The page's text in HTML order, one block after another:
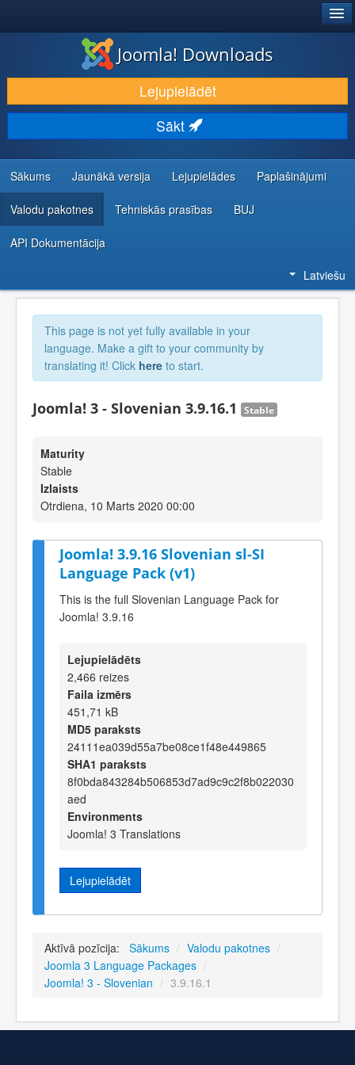
LEJUPIELĀDĒT UN PAPLAŠINĀT
ATKLĀJ UN IEMĀCIES
KOPIENA UN ATBALSTS
IZSTRĀDĀTĀJU RESURSI
Joomla! Downloads
Lejupielādēt
Sākt
Sākums Jaunākā versija Lejupielādes Paplašinājumi
Valodu pakotnes Tehniskās prasības BUJ
API Dokumentācija
Latviešu
This page is not yet fully available in your
language. Make a gift to your community by
translating it! Click here to start.
Joomla! 3 - Slovenian 3.9.16.1 Stable
Maturity
Stable
Izlaists
Otrdiena, 10 Marts 2020 00:00
Joomla! 3.9.16 Slovenian sl-SI
Language Pack (v1)
This is the full Slovenian Language Pack for
Joomla! 3.9.16
Lejupielādēts
2,466 reizes
Faila izmērs
451,71 kB
MD5 paraksts
24111ea039d55a7be08ce1f48e449865
SHA1 paraksts
8f0bda843284b506853d7ad9c9c2f8b022030
aed
Environments
Joomla! 3 Translations
Lejupielādēt
Aktīvā pozīcija: Sākums / Valodu pakotnes /
Joomla 3 Language Packages /
Joomla! 3 - Slovenian / 3.9.16.1